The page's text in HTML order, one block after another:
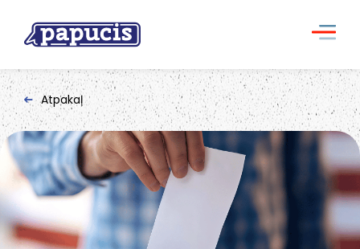
Atpakaļ